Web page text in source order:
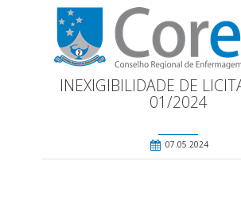
INEXIGIBILIDADE DE
01/2024
07.05.2024